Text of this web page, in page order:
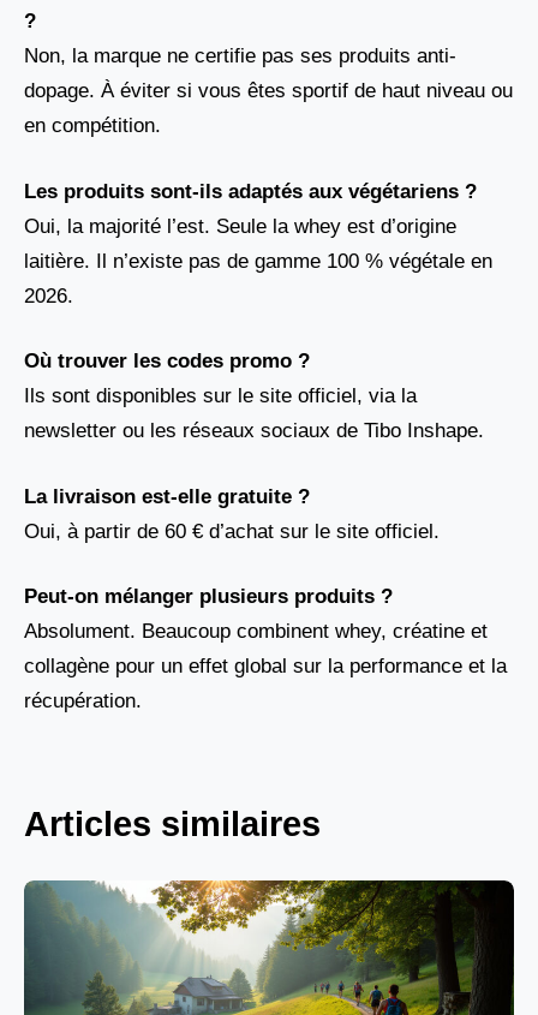
?
Non, la marque ne certifie pas ses produits anti-
dopage. À éviter si vous êtes sportif de haut niveau ou
en compétition.
Les produits sont-ils adaptés aux végétariens ?
Oui, la majorité l’est. Seule la whey est d’origine
laitière. Il n’existe pas de gamme 100 % végétale en
2026.
Où trouver les codes promo ?
Ils sont disponibles sur le site officiel, via la
newsletter ou les réseaux sociaux de Tibo Inshape.
La livraison est-elle gratuite ?
Oui, à partir de 60 € d’achat sur le site officiel.
Peut-on mélanger plusieurs produits ?
Absolument. Beaucoup combinent whey, créatine et
collagène pour un effet global sur la performance et la
récupération.
Articles similaires